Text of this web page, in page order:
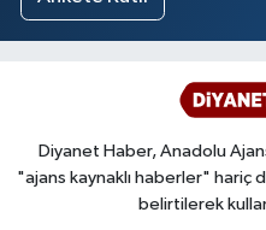
Diyanet Haber, Anadolu
"ajans kaynaklı haberler" hariç
belirtilerek